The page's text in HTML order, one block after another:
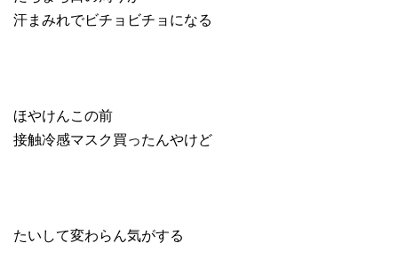
汗まみれでビチョビチョになる
ほやけんこの前
接触冷感マスク買ったんやけど
たいして変わらん気がする